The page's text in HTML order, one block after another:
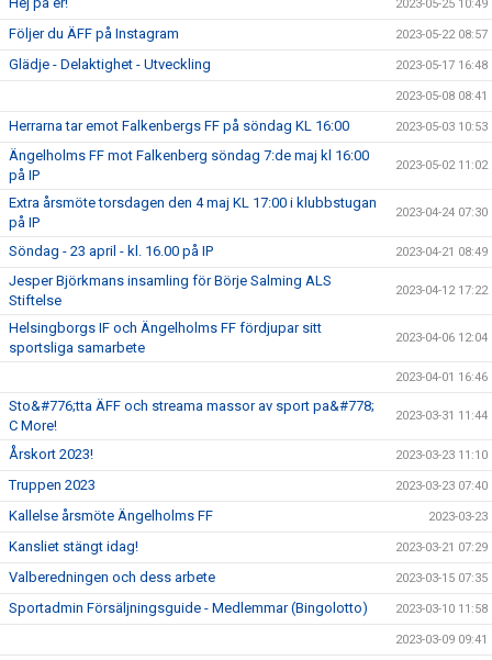
2023-05-25 10:49
Följer du ÄFF på Instagram 2023-05-22 08:57
Glädje - Delaktighet - Utveckling 2023-05-17 16:48
2023-05-08 08:41
Herrarna tar emot Falkenbergs FF på söndag KL 16:00 2023-05-03 10:53
Ängelholms FF mot Falkenberg söndag 7:de maj kl 16:00
på IP
2023-05-02 11:02
Extra årsmöte torsdagen den 4 maj KL 17:00 i klubbstugan
på IP
2023-04-24 07:30
Söndag - 23 april - kl. 16.00 på IP 2023-04-21 08:49
Jesper Björkmans insamling för Börje Salming ALS
Stiftelse
2023-04-12 17:22
Helsingborgs IF och Ängelholms FF fördjupar sitt
sportsliga samarbete
2023-04-06 12:04
2023-04-01 16:46
Sto&#776;tta ÄFF och streama massor av sport pa&#778;
C More!
2023-03-31 11:44
Årskort 2023! 2023-03-23 11:10
Truppen 2023 2023-03-23 07:40
Kallelse årsmöte Ängelholms FF 2023-03-23
Kansliet stängt idag! 2023-03-21 07:29
Valberedningen och dess arbete 2023-03-15 07:35
Sportadmin Försäljningsguide - Medlemmar (Bingolotto) 2023-03-10 11:58
2023-03-09 09:41